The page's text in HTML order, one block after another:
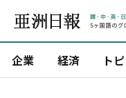
企業 経済 ト